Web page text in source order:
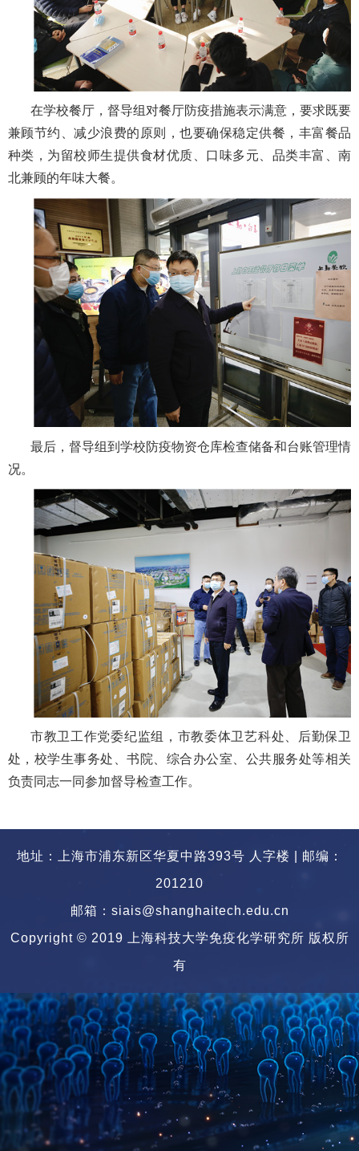
在学校餐厅，督导组对餐厅防疫措施表示满意，要求既要
兼顾节约、减少浪费的原则，也要确保稳定供餐，丰富餐品
种类，为留校师生提供食材优质、口味多元、品类丰富、南
北兼顾的年味大餐。
最后，督导组到学校防疫物资仓库检查储备和台账管理情
况。
市教卫工作党委纪监组，市教委体卫艺科处、后勤保卫
处，校学生事务处、书院、综合办公室、公共服务处等相关
负责同志一同参加督导检查工作。
地址：上海市浦东新区华夏中路393号 人字楼 | 邮编：
201210
邮箱：siais@shanghaitech.edu.cn
Copyright © 2019 上海科技大学免疫化学研究所 版权所
有